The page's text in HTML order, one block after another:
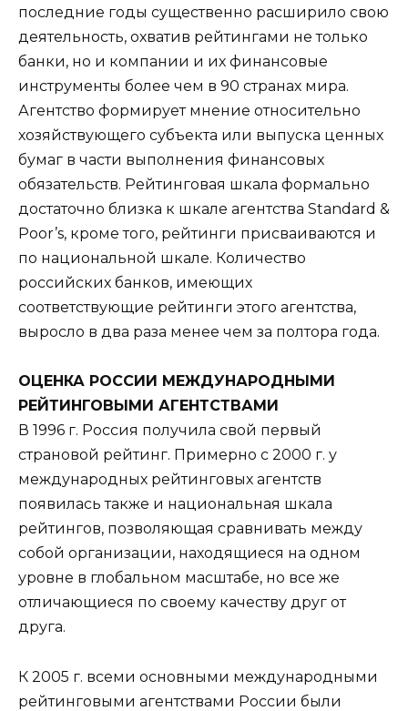
последние годы существенно расширило свою
деятельность, охватив рейтингами не только
банки, но и компании и их финансовые
инструменты более чем в 90 странах мира.
Агентство формирует мнение относительно
хозяйствующего субъекта или выпуска ценных
бумаг в части выполнения финансовых
обязательств. Рейтинговая шкала формально
достаточно близка к шкале агентства Standard &
Poor’s, кроме того, рейтинги присваиваются и
по национальной шкале. Количество
российских банков, имеющих
соответствующие рейтинги этого агентства,
выросло в два раза менее чем за полтора года.
ОЦЕНКА РОССИИ МЕЖДУНАРОДНЫМИ
РЕЙТИНГОВЫМИ АГЕНТСТВАМИ
В 1996 г. Россия получила свой первый
страновой рейтинг. Примерно с 2000 г. у
международных рейтинговых агентств
появилась также и национальная шкала
рейтингов, позволяющая сравнивать между
собой организации, находящиеся на одном
уровне в глобальном масштабе, но все же
отличающиеся по своему качеству друг от
друга.
К 2005 г. всеми основными международными
рейтинговыми агентствами России были